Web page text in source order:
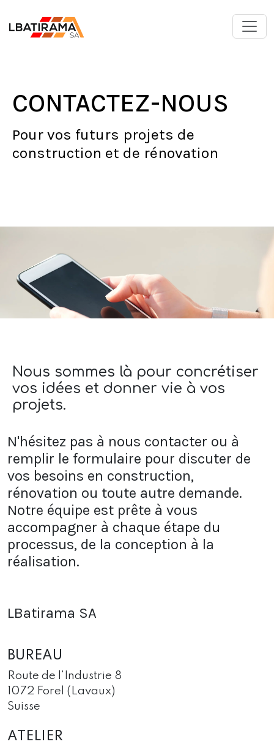
CONTACTEZ-NOUS
Pour vos futurs projets de
construction et de rénovation
Nous sommes là pour concrétiser
vos idées et donner vie à vos
projets.
N'hésitez pas à nous contacter ou à
remplir le formulaire pour discuter de
vos besoins en construction,
rénovation ou toute autre demande.
Notre équipe est prête à vous
accompagner à chaque étape du
processus, de la conception à la
réalisation.
LBatirama SA
BUREAU
Route de l'Industrie 8
1072 Forel (Lavaux)
Suisse
ATELIER